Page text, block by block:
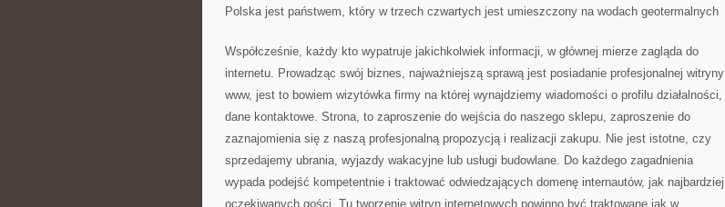
WIZYTÓWKA
W
PRZEJRZYSTA
Polska jest państwem, który w trzech czwartych jest umieszczony na wodach geotermalnych
Współcześnie, każdy kto wypatruje jakichkolwiek informacji, w głównej mierze zagląda do
internetu. Prowadząc swój biznes, najważniejszą sprawą jest posiadanie profesjonalnej witryny
www, jest to bowiem wizytówka firmy na której wynajdziemy wiadomości o profilu działalności,
dane kontaktowe. Strona, to zaproszenie do wejścia do naszego sklepu, zaproszenie do
zaznajomienia się z naszą profesjonalną propozycją i realizacji zakupu. Nie jest istotne, czy
sprzedajemy ubrania, wyjazdy wakacyjne lub usługi budowlane. Do każdego zagadnienia
wypada podejść kompetentnie i traktować odwiedzających domenę internautów, jak najbardziej
oczekiwanych gości. Tu tworzenie witryn internetowych powinno być traktowane jak w